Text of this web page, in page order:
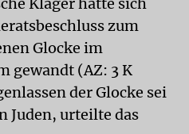
zum
Glocke im
gewandt (AZ: 3 K
der Glocke sei
Juden, urteilte das